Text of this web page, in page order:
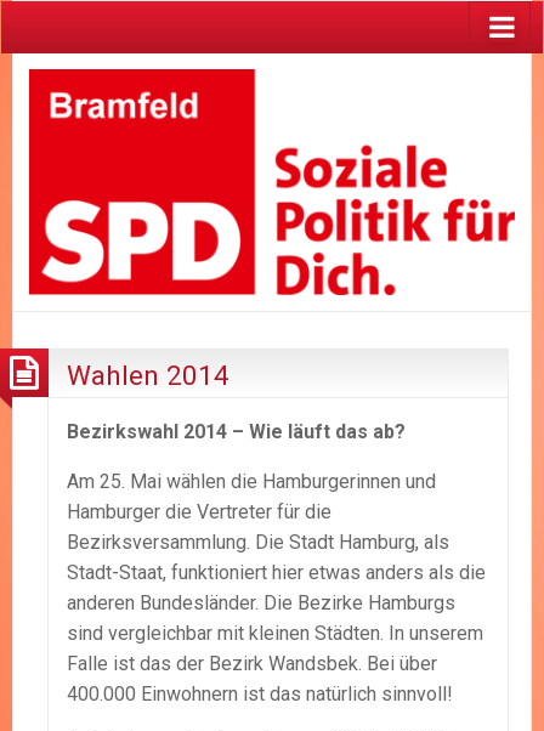
Wahlen 2014
Bezirkswahl 2014 – Wie läuft das ab?
Am 25. Mai wählen die Hamburgerinnen und
Hamburger die Vertreter für die
Bezirksversammlung. Die Stadt Hamburg, als
Stadt-Staat, funktioniert hier etwas anders als die
anderen Bundesländer. Die Bezirke Hamburgs
sind vergleichbar mit kleinen Städten. In unserem
Falle ist das der Bezirk Wandsbek. Bei über
400.000 Einwohnern ist das natürlich sinnvoll!